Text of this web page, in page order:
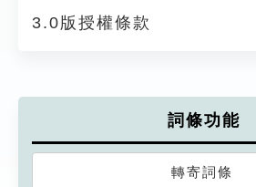
3.0版授權條款
詞條功能
轉寄詞條